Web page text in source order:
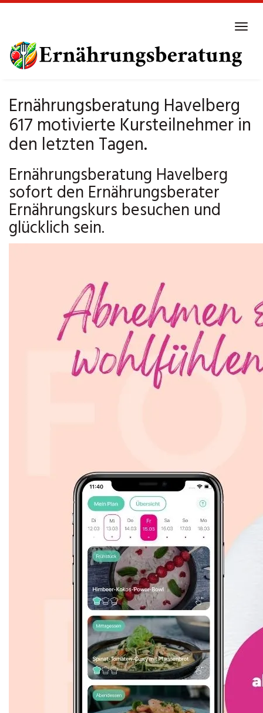
main
content
Ernährungsberatung Havelberg
617 motivierte Kursteilnehmer in
den letzten Tagen.
Ernährungsberatung Havelberg
sofort den Ernährungsberater
Ernährungskurs besuchen und
glücklich sein.